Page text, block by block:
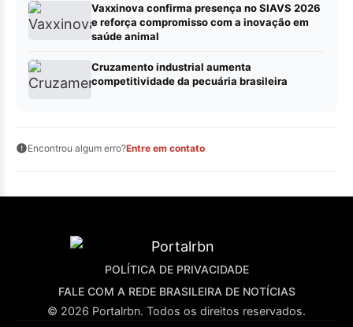
Vaxxinova confirma presença no SIAVS 2026
e reforça compromisso com a inovação em
saúde animal
Cruzamento industrial aumenta
competitividade da pecuária brasileira
Encontrou algum erro?Entre em contato
POLÍTICA DE PRIVACIDADE
FALE COM A REDE BRASILEIRA DE NOTÍCIAS
© 2026 Portalrbn. Todos os direitos reservados.